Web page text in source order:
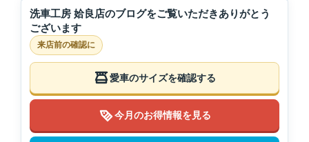
洗車工房 姶良店のブログをご覧いただきありがとう
ございます
来店前の確認に
愛車のサイズを確認する
今月のお得情報を見る